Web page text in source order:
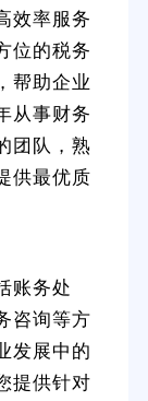
效率服务
位的税务
帮助企业
从事财务
团队，熟
供最优质
账务处
咨询等方
发展中的
提供针对